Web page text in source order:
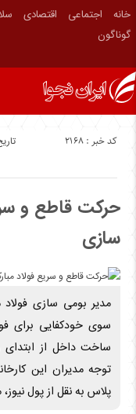
خانه اجتماعی اقتصادی
گوناگون
تاریخ کد خبر : 2168
حرکت قاطع و
سازی
مدیر بومی سازی
سوی خودکفایی برای
ساخت داخل از ابتدای
توجه مدیران این
پلاس به نقل از پول